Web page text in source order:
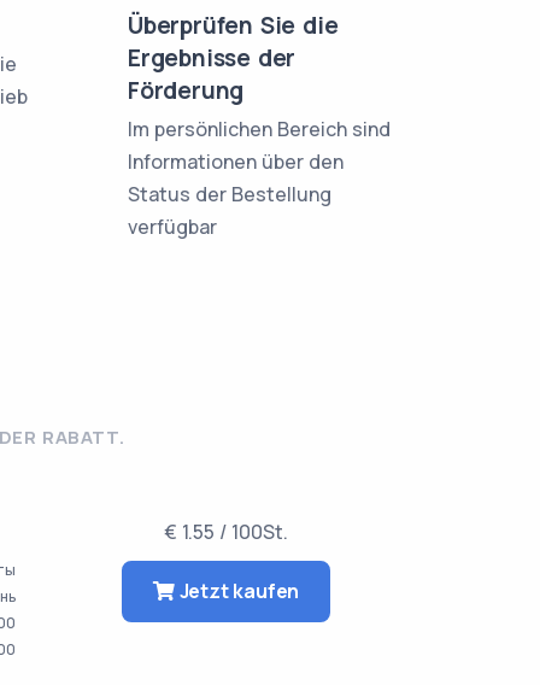
Überprüfen Sie die
Ergebnisse der
Förderung
Im persönlichen Bereich sind
Informationen über den
Status der Bestellung
verfügbar
RABATT.
€ 1.55 / 100St.
Jetzt kaufen